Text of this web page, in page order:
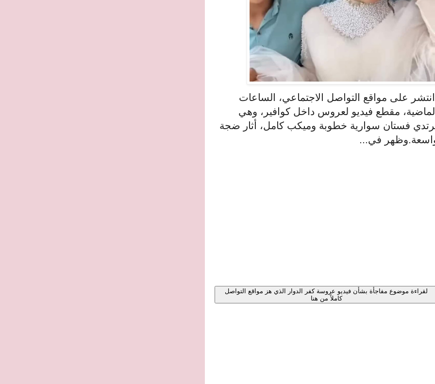
على مواقع التواصل الاجتماعي، الساعات
مقطع فيديو لعروس داخل كوافير، وهي
فستان سوارية خطوبة وميكب كامل، أثار ضجة
في...
لقراءة موضوع مفاجأة بشأن فيديو عروسة كفر الدوار الذي هز مواقع التواصل
كاملاً من هنا